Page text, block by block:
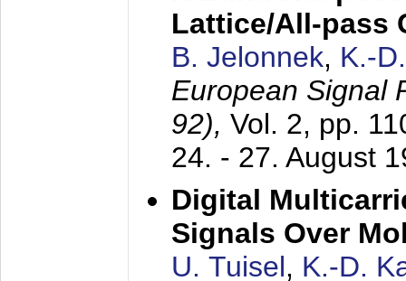
Lattice/All-pass
B. Jelonnek, K.-
European Signal
92), Vol. 2, pp.
24. - 27. August
Digital
Signals Over
U. Tuisel, K.-D.